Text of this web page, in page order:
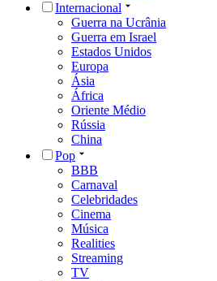
Internacional
Guerra na Ucrânia
Guerra em Israel
Estados Unidos
Europa
Ásia
África
Oriente Médio
Rússia
China
Pop
BBB
Carnaval
Celebridades
Cinema
Música
Realities
Streaming
TV